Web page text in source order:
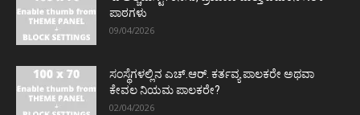
ಪಾಠಗಳು
09/04/2026
ಸಂಸ್ಥೆಗಳಲ್ಲಿನ ಎಚ್.ಆರ್. ಕರ್ತವ್ಯ ಪಾಲಕರೇ ಅಥವಾ
ಕೇವಲ ನಿಯಮ ಪಾಲಕರೇ?
02/04/2026